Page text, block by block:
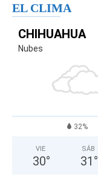
EL CLIMA
CHIHUAHUA
Nubes
32%
VIE
30°
SÁB
31 °